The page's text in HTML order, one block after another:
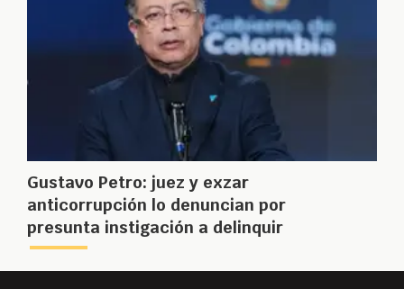
Gustavo Petro: juez y exzar
anticorrupción lo denuncian por
presunta instigación a delinquir